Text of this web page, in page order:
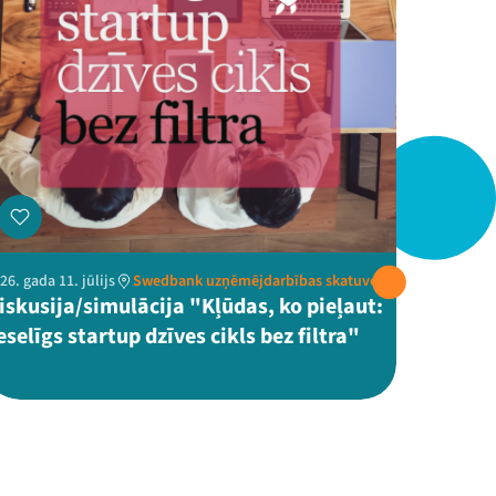
gada 11. jūlijs Swedbank uzņēmējdarbības skatuve
simulācija "Kļūdas, ko pieļaut:
startup dzīves cikls bez filtra"